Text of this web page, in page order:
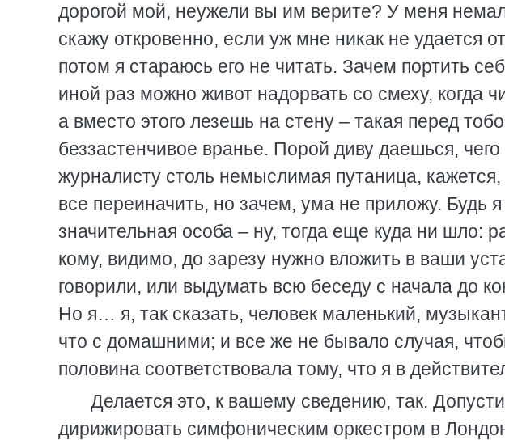
дорогой мой, неужели вы им верите? У меня
скажу откровенно, если уж мне никак не удается
потом я стараюсь его не читать. Зачем портить
иной раз можно живот надорвать со смеху, когда
а вместо этого лезешь на стену – такая перед
беззастенчивое вранье. Порой диву даешься,
журналисту столь немыслимая путаница,
все переиначить, но зачем, ума не приложу. Будь
значительная особа – ну, тогда еще куда ни шло:
кому, видимо, до зарезу нужно вложить в ваши
говорили, или выдумать всю беседу с начала до
Но я… я, так сказать, человек маленький,
что с домашними; и все же не бывало случая,
половина соответствовала тому, что я в
Делается это, к вашему сведению, так.
дирижировать симфоническим оркестром в